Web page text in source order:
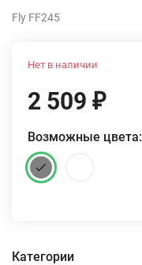
Fly FF245
Нет в наличии
2 509 ₽
Возможные цвета:
Категории